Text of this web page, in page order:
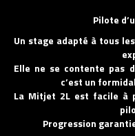
Pilote
Un stage adapté à tous
Elle ne se contente pas
c’est un
La Mitjet 2L est facile à
Progression